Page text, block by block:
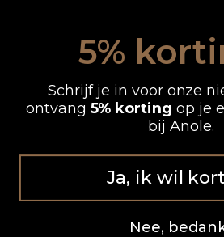
inhoud
5%
Schrijf je in voor onze
ontvang 5% korting op je
bij Anole.
Ja, ik wil
Nee,